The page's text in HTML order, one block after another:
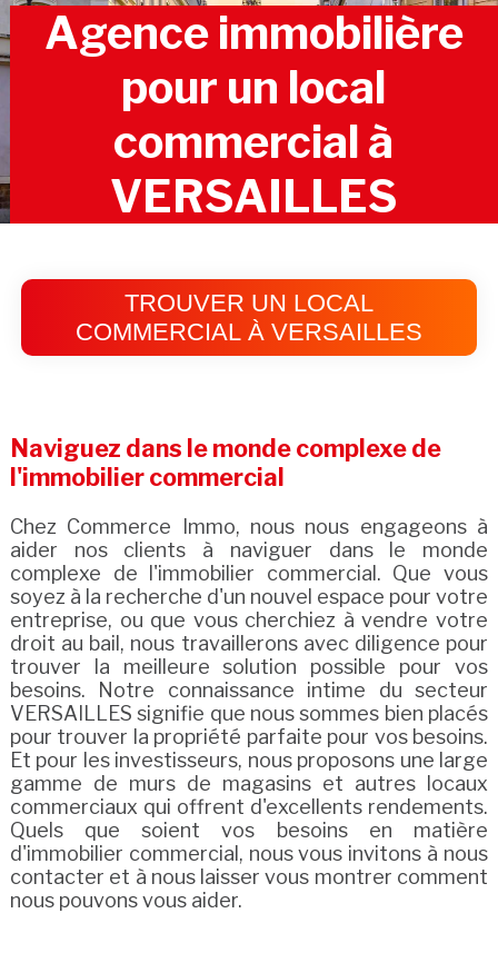
Agence immobilière
pour un local
commercial à
VERSAILLES
TROUVER UN LOCAL
COMMERCIAL À VERSAILLES
Naviguez dans le monde complexe de
l'immobilier commercial
Chez Commerce Immo, nous nous engageons à
aider nos clients à naviguer dans le monde
complexe de l'immobilier commercial. Que vous
soyez à la recherche d'un nouvel espace pour votre
entreprise, ou que vous cherchiez à vendre votre
droit au bail, nous travaillerons avec diligence pour
trouver la meilleure solution possible pour vos
besoins. Notre connaissance intime du secteur
VERSAILLES signifie que nous sommes bien placés
pour trouver la propriété parfaite pour vos besoins.
Et pour les investisseurs, nous proposons une large
gamme de murs de magasins et autres locaux
commerciaux qui offrent d'excellents rendements.
Quels que soient vos besoins en matière
d'immobilier commercial, nous vous invitons à nous
contacter et à nous laisser vous montrer comment
nous pouvons vous aider.